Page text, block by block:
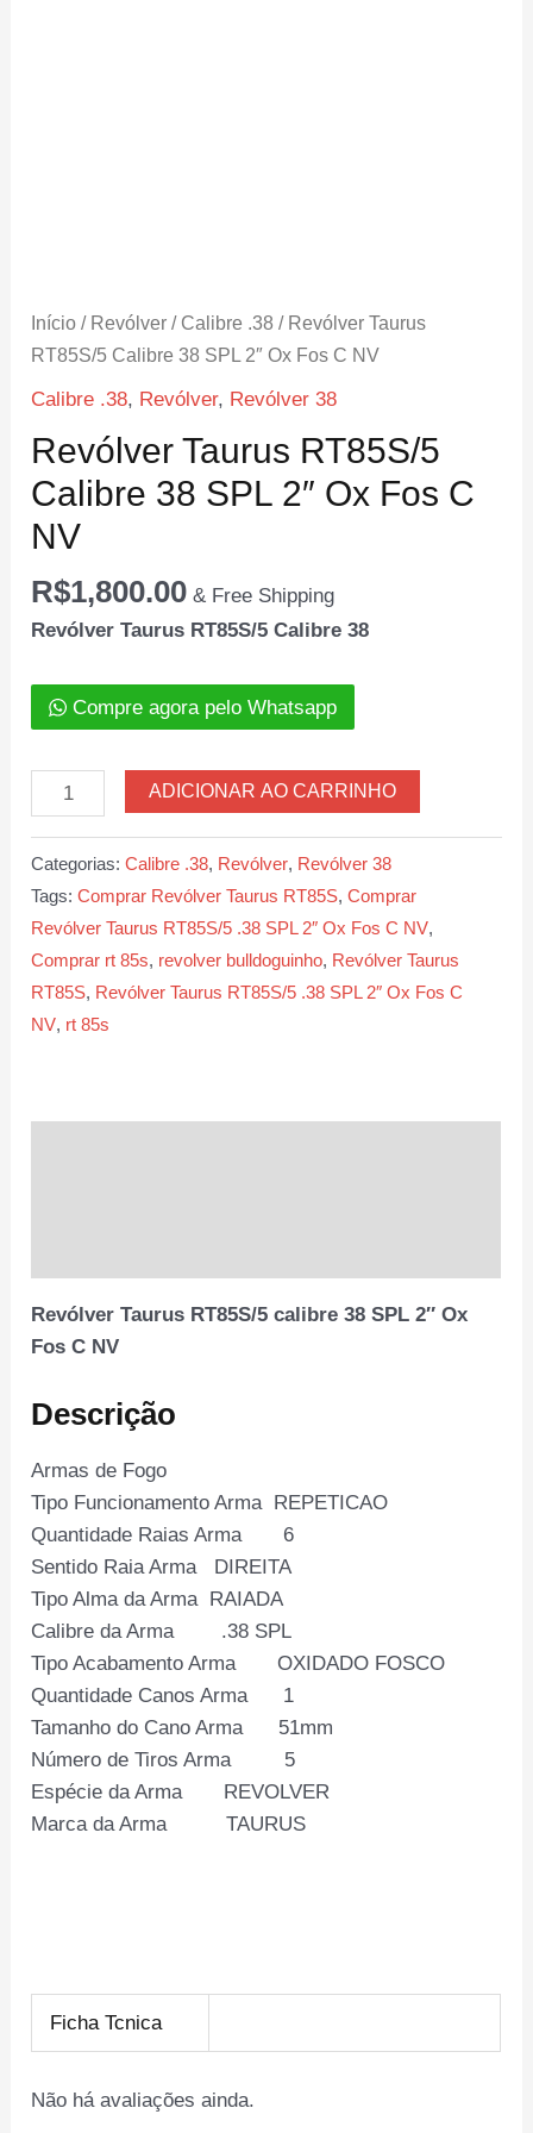
Início / Revólver / Calibre .38 / Revólver Taurus
RT85S/5 Calibre 38 SPL 2″ Ox Fos C NV
Calibre .38, Revólver, Revólver 38
Revólver Taurus RT85S/5
Calibre 38 SPL 2″ Ox Fos C
NV
R$1,800.00 & Free Shipping
Revólver Taurus RT85S/5 Calibre 38
Compre agora pelo Whatsapp
Revólver
Taurus
Calibre
38
ADICIONAR AO CARRINHO
Categorias:Calibre .38, Revólver, Revólver 38
Tags:Comprar Revólver Taurus RT85S,Comprar
Revólver Taurus RT85S/5 .38 SPL 2″ Ox Fos C NV,
Comprar rt 85s, revolver bulldoguinho, Revólver Taurus
RT85S, Revólver Taurus RT85S/5 .38 SPL 2″ Ox Fos C
NV, rt 85s
Revólver Taurus RT85S/5 calibre 38 SPL 2″ Ox
Fos C NV
Descrição
Armas de Fogo
Tipo Funcionamento Arma REPETICAO
Quantidade Raias Arma 6
Sentido Raia Arma DIREITA
Tipo Alma da Arma RAIADA
Calibre da Arma .38 SPL
Tipo Acabamento Arma OXIDADO FOSCO
Quantidade Canos Arma 1
Tamanho do Cano Arma 51mm
Número de Tiros Arma 5
Espécie da Arma REVOLVER
Marca da Arma TAURUS
Ficha Tcnica
Não há avaliações ainda.